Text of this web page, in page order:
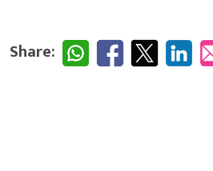
Share: